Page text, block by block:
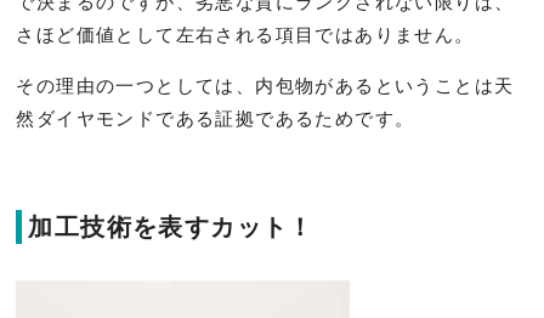
さほど価値として左右される項目ではありません。
その理由の一つとしては、内包物があるということは天
然ダイヤモンドである証拠であるためです。
加工技術を表すカット！